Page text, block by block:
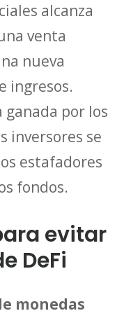
alcanza
venta
nueva
ingresos.
ganada por los
inversores se
estafadores
fondos.
evitar
DeFi
monedas